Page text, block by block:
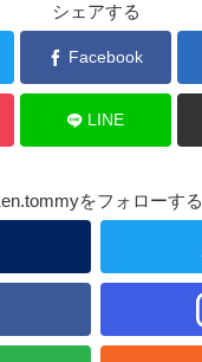
シェアする
Facebook
LINE
をフォローする